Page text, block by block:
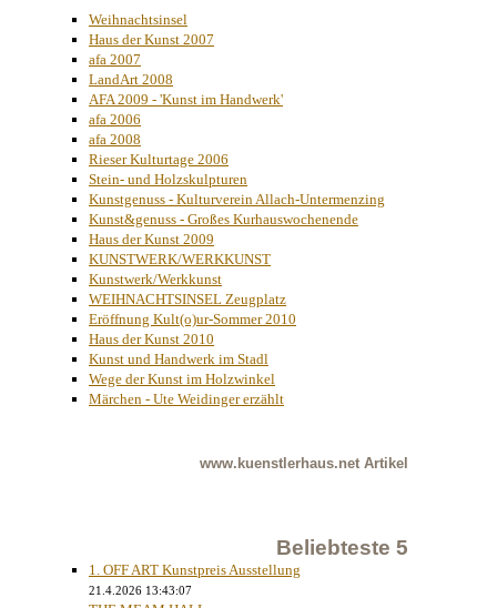
Weihnachtsinsel
Haus der Kunst 2007
afa 2007
LandArt 2008
AFA 2009 - 'Kunst im Handwerk'
afa 2006
afa 2008
Rieser Kulturtage 2006
Stein- und Holzskulpturen
Kunstgenuss - Kulturverein Allach-Untermenzing
Kunst&genuss - Großes Kurhauswochenende
Haus der Kunst 2009
KUNSTWERK/WERKKUNST
Kunstwerk/Werkkunst
WEIHNACHTSINSEL Zeugplatz
Eröffnung Kult(o)ur-Sommer 2010
Haus der Kunst 2010
Kunst und Handwerk im Stadl
Wege der Kunst im Holzwinkel
Märchen - Ute Weidinger erzählt
www.kuenstlerhaus.net Artikel
Beliebteste 5
1. OFF ART Kunstpreis Ausstellung
21.4.2026 13:43:07